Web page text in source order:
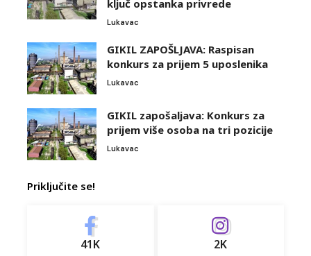
ključ opstanka privrede
Lukavac
GIKIL ZAPOŠLJAVA: Raspisan
konkurs za prijem 5 uposlenika
Lukavac
GIKIL zapošaljava: Konkurs za
prijem više osoba na tri pozicije
Lukavac
Priključite se!
41K 2K